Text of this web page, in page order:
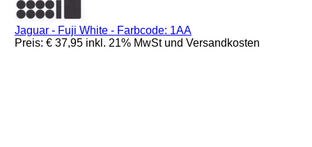
Jaguar - Fuji White - Farbcode: 1AA
Preis: € 37,95 inkl. 21% MwSt und Versandkosten